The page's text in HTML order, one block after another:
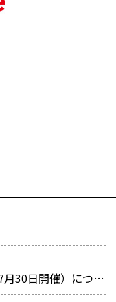
NOTICE ISP向け説明会（2026年7月30日開催）について